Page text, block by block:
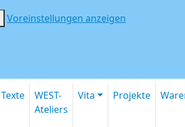
Voreinstellungen anzeigen
Texte
WEST-
Ateliers
Vita Projekte